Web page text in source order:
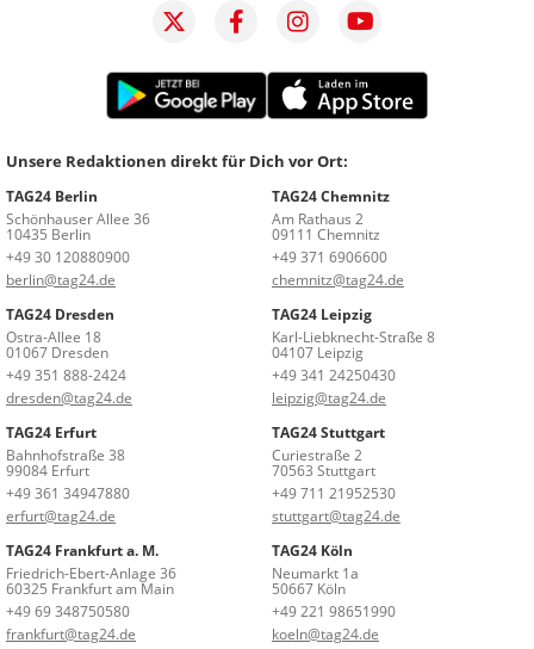
Unsere Redaktionen direkt für Dich vor Ort:
TAG24 Berlin
Schönhauser Allee 36
10435 Berlin
+49 30 120880900
berlin@tag24.de
TAG24 Chemnitz
Am Rathaus 2
09111 Chemnitz
+49 371 6906600
chemnitz@tag24.de
TAG24 Dresden
Ostra-Allee 18
01067 Dresden
+49 351 888-2424
dresden@tag24.de
TAG24 Leipzig
Karl-Liebknecht-Straße 8
04107 Leipzig
+49 341 24250430
leipzig@tag24.de
TAG24 Erfurt
Bahnhofstraße 38
99084 Erfurt
+49 361 34947880
erfurt@tag24.de
TAG24 Stuttgart
Curiestraße 2
70563 Stuttgart
+49 711 21952530
stuttgart@tag24.de
TAG24 Frankfurt a. M.
Friedrich-Ebert-Anlage 36
60325 Frankfurt am Main
+49 69 348750580
frankfurt@tag24.de
TAG24 Köln
Neumarkt 1a
50667 Köln
+49 221 98651990
koeln@tag24.de